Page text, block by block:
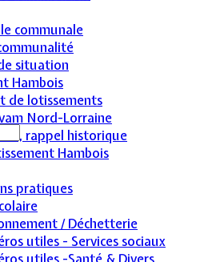
communale
situation
Hambois
de lotissements
Nord-Lorraine
rappel historique
Hambois
pratiques
/ Déchetterie
utiles - Services sociaux